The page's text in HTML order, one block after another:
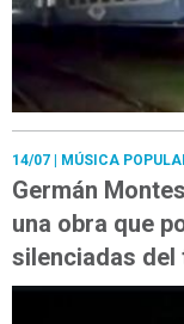
14/07 | MÚSICA
Germán
una obra que
silenciadas